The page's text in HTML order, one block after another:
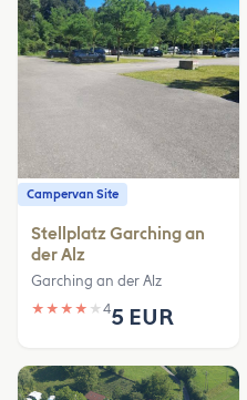
Campervan Site
Stellplatz Garching an
der Alz
Garching an der Alz
★ ★ ★ ★ ★ 45 EUR